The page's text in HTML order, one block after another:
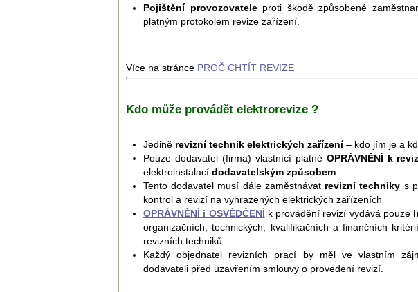
Pojištění provozovateleproti škodě způsobené
platným protokolem revize zařízení.
Více na stránce PROČ CHTÍT REVIZE
Kdo může provádět elektrorevize ?
Jedině revizní technik elektrických zařízení– kdo jím je a
Pouze dodavatel (firma) vlastnící platné OPRÁVNĚNÍ k
elektroinstalací dodavatelským způsobem
Tento dodavatel musí dále zaměstnávat revizní techniky s
kontrol a revizí na vyhrazených elektrických zařízeních
OPRÁVNĚNÍ i OSVĚDČENÍ k provádění revizí vydává pouze
organizačních, technických, kvalifikačních a finančních
revizních techniků
Každý objednatel revizních prací by měl ve vlastním
dodavateli před uzavřením smlouvy o provedení revizí.